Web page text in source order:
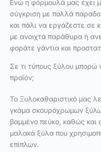
Ενώ η φόρμουλά μας έχει
σύγκριση με πολλά
και πάλι να εργάζεστε σε
με ανοιχτά παράθυρα ή
φοράτε γάντια και
Σε τι τύπους ξύλου μπορώ
προϊόν;
Το Ξυλοκαθαριστικό μας
γκάμα σκουρόχρωμων
βαμμένο πεύκο, καθώς και
μαλακά ξύλα που
επίπλων.